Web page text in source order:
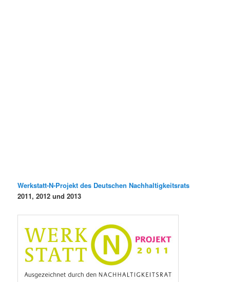
Werkstatt-N-Projekt des Deutschen Nachhaltigkeitsrats
2011, 2012 und 2013